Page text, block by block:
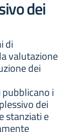
dei
di
valutazione
dei
i
dei
stanziati e